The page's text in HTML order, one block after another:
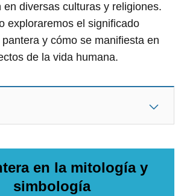
en diversas culturas y religiones.
exploraremos el significado
y cómo se manifiesta en
de la vida humana.
en la mitología y
simbología